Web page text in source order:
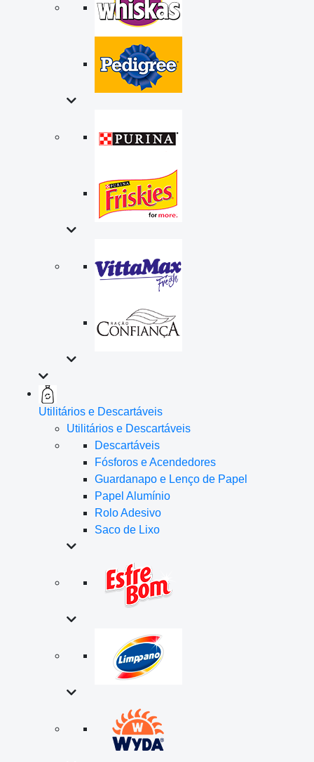
Utilitários e Descartáveis
Utilitários e Descartáveis
Descartáveis
Fósforos e Acendedores
Guardanapo e Lenço de Papel
Papel Alumínio
Rolo Adesivo
Saco de Lixo